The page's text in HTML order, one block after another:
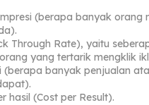
(berapa banyak orang
Through Rate), yaitu
yang tertarik mengklik
(berapa banyak penjualan
hasil (Cost per Result).